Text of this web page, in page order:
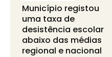
Município registou
uma taxa de
desistência escolar
abaixo das médias
regional e nacional